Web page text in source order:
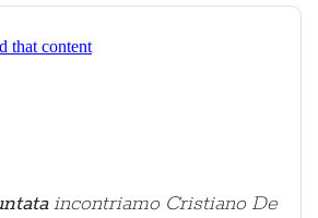
incontriamo Cristiano De